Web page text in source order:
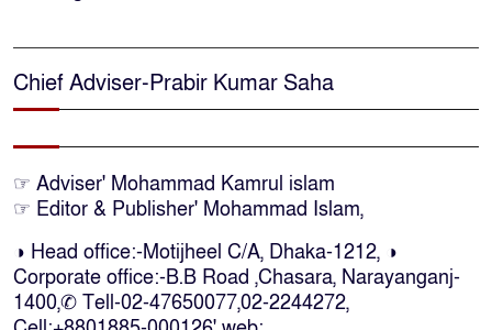
জোরদারের নির্দেশ
ঢাকাসহ সারাদেশে হঠাৎ সর্বোচ্চ
সতর্কতা জা‌রি
নারায়ণগঞ্জে ডিবি পুলিশ পরিচয়ে ১৮
Chief Adviser-Prabir Kumar Saha
☞ Adviser' Mohammad Kamrul islam
☞ Editor & Publisher' Mohammad Islam,
◑ Head office:-Motijheel C/A, Dhaka-1212, ◑
Corporate office:-B.B Road ,Chasara, Narayanganj-
1400,✆ Tell-02-47650077,02-2244272,